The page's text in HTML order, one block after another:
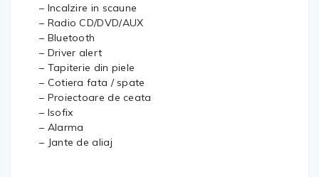
– Incalzire in scaune
– Radio CD/DVD/AUX
– Bluetooth
– Driver alert
– Tapiterie din piele
– Cotiera fata / spate
– Proiectoare de ceata
– Isofix
– Alarma
– Jante de aliaj